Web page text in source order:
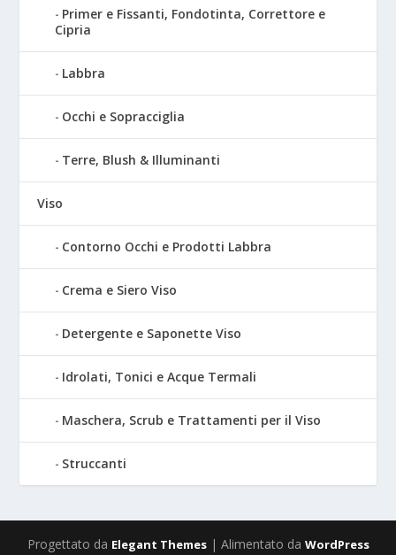
Primer e Fissanti, Fondotinta, Correttore e
Cipria
Labbra
Occhi e Sopracciglia
Terre, Blush & Illuminanti
Viso
Contorno Occhi e Prodotti Labbra
Crema e Siero Viso
Detergente e Saponette Viso
Idrolati, Tonici e Acque Termali
Maschera, Scrub e Trattamenti per il Viso
Struccanti
Progettato da Elegant Themes| Alimentato da WordPress